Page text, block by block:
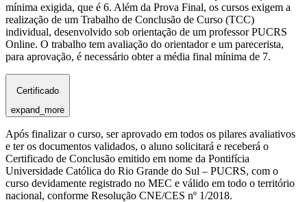
mínima exigida, que é 6. Além da Prova Final, os cursos exigem a
realização de um Trabalho de Conclusão de Curso (TCC)
individual, desenvolvido sob orientação de um professor PUCRS
Online. O trabalho tem avaliação do orientador e um parecerista,
para aprovação, é necessário obter a média final mínima de 7.
Certificado
expand_more
Após finalizar o curso, ser aprovado em todos os pilares avaliativos
e ter os documentos validados, o aluno solicitará e receberá o
Certificado de Conclusão emitido em nome da Pontifícia
Universidade Católica do Rio Grande do Sul – PUCRS, com o
curso devidamente registrado no MEC e válido em todo o território
nacional, conforme Resolução CNE/CES nº 1/2018.